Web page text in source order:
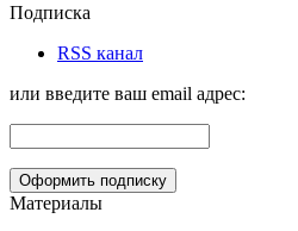
Подписка
RSS канал
или введите ваш email адрес:
Материалы